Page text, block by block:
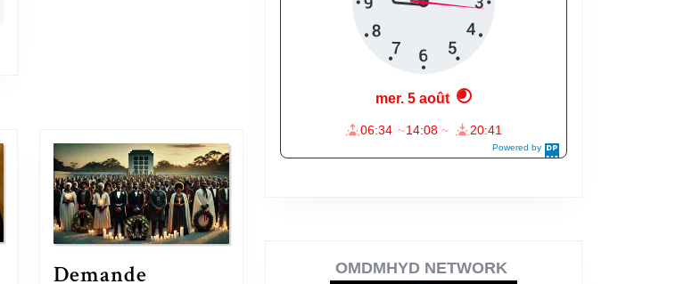
Demande
OMDMHYD NETWORK